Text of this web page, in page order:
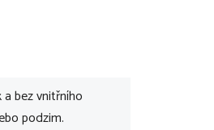
bez vnitřního
podzim.